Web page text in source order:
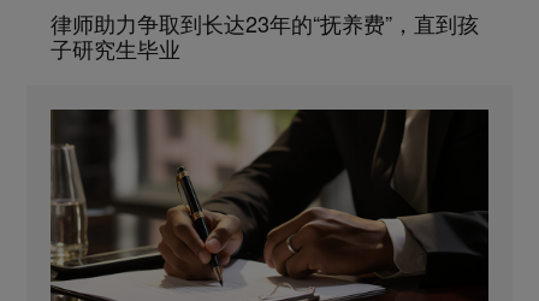
律师助力争取到长达23年的“抚养费”，直到孩
子研究生毕业